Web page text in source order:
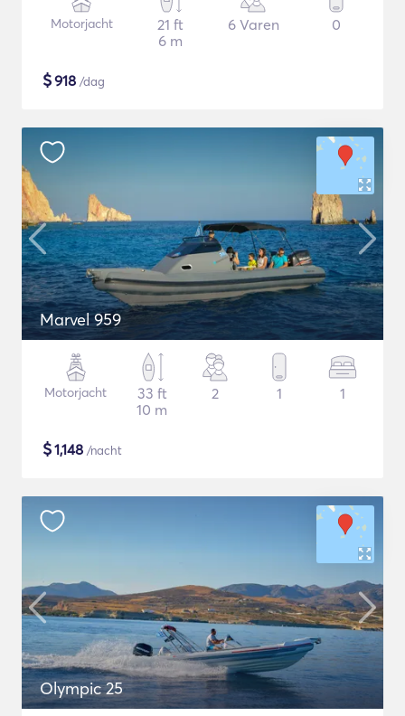
Motorjacht
21 ft
6 m
6 Varen 0
$918 /dag
Marvel 959
Motorjacht
33 ft
10 m
2 1 1
$1,148 /nacht
Olympic 25